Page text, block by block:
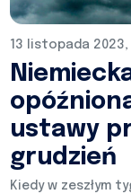
13 listopada 2023,
ustawy
grudzień
Kiedy w zeszłym